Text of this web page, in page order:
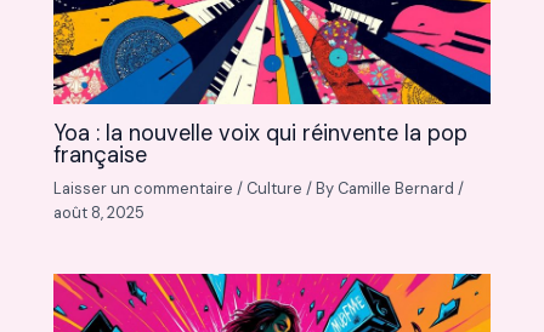
Yoa : la nouvelle voix qui réinvente la pop
française
Laisser un commentaire / Culture / By Camille Bernard/
août 8, 2025